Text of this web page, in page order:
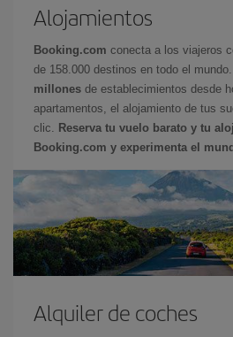
Alojamientos
Booking.com conecta a los viajeros
de 158.000 destinos en todo el
millones de establecimientos desde
apartamentos, el alojamiento de tus
clic.
Reserva tu vuelo barato y tu
Booking.com y experimenta el
Alquiler de coches